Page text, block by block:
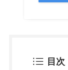
目次